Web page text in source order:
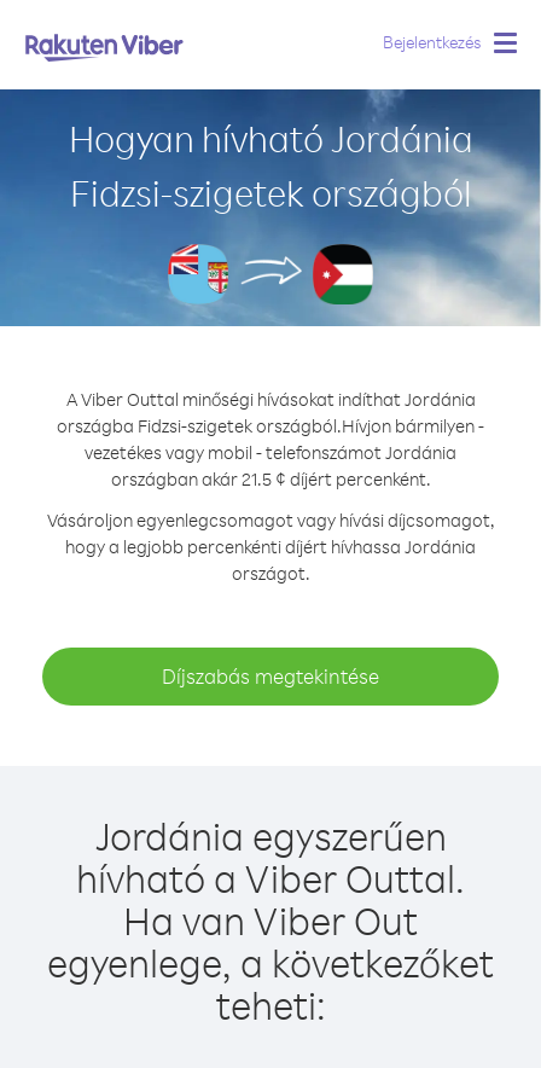
Bejelentkezés
Hogyan hívható Jordánia
Fidzsi-szigetek országból
A Viber Outtal minőségi hívásokat indíthat Jordánia
országba Fidzsi-szigetek országból.Hívjon bármilyen -
vezetékes vagy mobil - telefonszámot Jordánia
országban akár 21.5 ¢ díjért percenként.
Vásároljon egyenlegcsomagot vagy hívási díjcsomagot,
hogy a legjobb percenkénti díjért hívhassa Jordánia
országot.
Díjszabás megtekintése
Jordánia egyszerűen
hívható a Viber Outtal.
Ha van Viber Out
egyenlege, a következőket
teheti: